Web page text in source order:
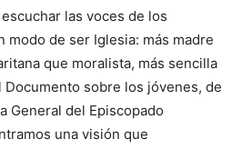
las voces de los
modo de ser Iglesia: más madre
que moralista, más sencilla
Documento sobre los jóvenes, de
General del Episcopado
una visión que